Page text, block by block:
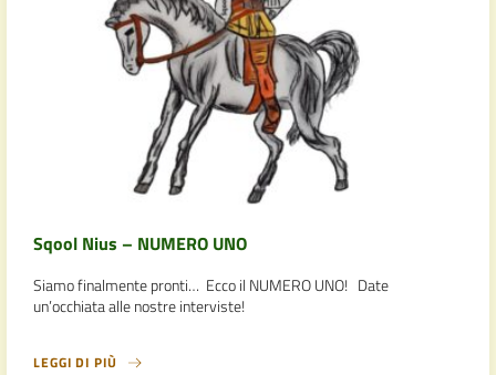
Sqool Nius – NUMERO UNO
Siamo finalmente pronti… Ecco il NUMERO UNO! Date
un’occhiata alle nostre interviste!
LEGGI DI PIÙ